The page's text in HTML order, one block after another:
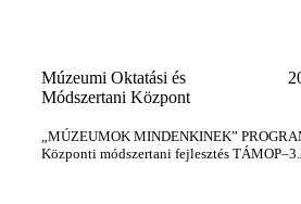
Múzeumi Oktatási és
Módszertani Központ
„MÚZEUMOK MINDENKINEK”
Központi módszertani fejlesztés